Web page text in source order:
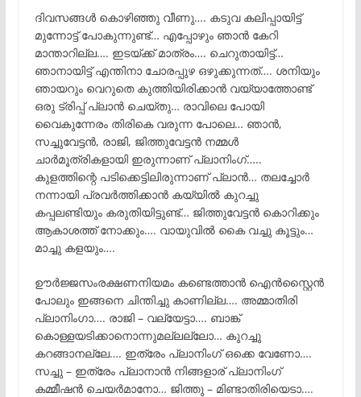
ദിവസങ്ങൾ കൊഴിഞ്ഞു വീണു…. കടുവ കലിപ്പായിട്ട്
മുന്നോട്ട് പോകുന്നുണ്ട്… എപ്പോഴും ഞാൻ കേറി
മാന്താറില്ല…. ഇടയ്ക്ക് മാത്രം…. ചെറുതായിട്ട്…
ഞാനായിട്ട് എന്തിനാ ചോരപ്പുഴ ഒഴുക്കുന്നത്…. ശനിയും
ഞായറും വെറുതെ കുത്തിയിരിക്കാൻ വയ്യാത്തോണ്ട്
ഒരു ട്രിപ്പ് പ്ലാൻ ചെയ്തു… രാവിലെ പോയി
വൈകുന്നേരം തിരികെ വരുന്ന പോലെ… ഞാൻ,
സച്ചുവേട്ടൻ, രാജി, ജിത്തുവേട്ടൻ നമ്മൾ
ചാർമൂത്രികളായി ഇരുന്നാണ് പ്ലാനിംഗ്…..
കുളത്തിന്റെ പടിക്കെട്ടിലിരുന്നാണ് പ്ലാൻ… തലച്ചോർ
നന്നായി പ്രവർത്തിക്കാൻ കയ്യിൽ കുറച്ചു
കപ്പലണ്ടിയും കരുതിയിട്ടുണ്ട്… ജിത്തുവേട്ടൻ കൊറിക്കും
ആകാശത്ത് നോക്കും…. വായുവിൽ കൈ വച്ചു കൂട്ടും…
മാച്ചു കളയും….
ഊർജ്ജസംരക്ഷണനിയമം കണ്ടെത്താൻ ഐൻസ്റ്റൈൻ
പോലും ഇങ്ങനെ ചിന്തിച്ചു കാണില്ല…. അമ്മാതിരി
പ്ലാനിംഗാ…. രാജി – വല്യേട്ടാ…. ബാങ്ക്
കൊള്ളയടിക്കാനൊന്നുമല്ലല്ലോ… കുറച്ചു
കറങ്ങാനല്ലേ…. ഇത്രേം പ്ലാനിംഗ് ഒക്കെ വേണോ….
സച്ചു – ഇത്രേം പ്ലാനാൻ നിങ്ങളാര് പ്ലാനിംഗ്
കമ്മീഷൻ ചെയർമാനോ… ജിത്തു – മിണ്ടാതിരിയെടാ….